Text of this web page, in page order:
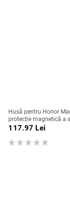
Husă pentru Honor
protecție magnetică a
central, acoperire
electroplacare,
117.97 Lei